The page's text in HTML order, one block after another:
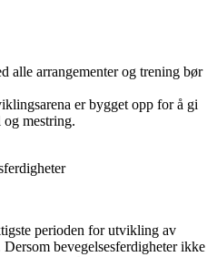
alle arrangementer og trening bør
er bygget opp for å gi
mestring.
perioden for utvikling av
bevegelsesferdigheter ikke